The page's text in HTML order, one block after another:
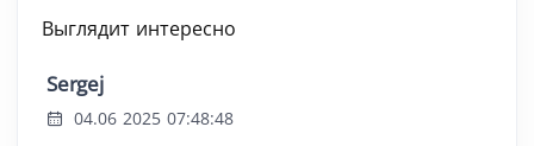
Выглядит интересно
Sergej
04.06 2025 07:48:48